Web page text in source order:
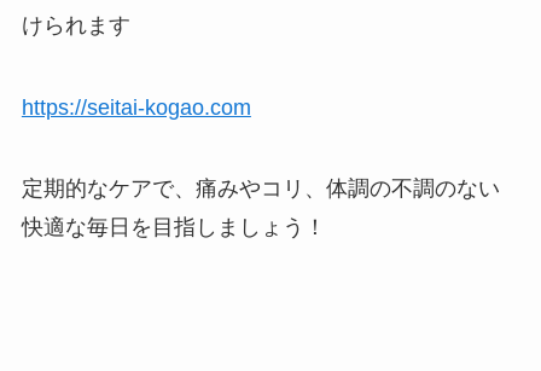
けられます
https://seitai-kogao.com
定期的なケアで、痛みやコリ、体調の不調のない
快適な毎日を目指しましょう！